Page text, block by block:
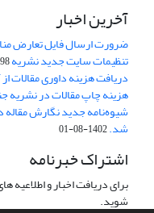
آخرین اخبار
ضرورت ارسال فایل تعارض
تنظیمات سایت جدید نشریه26
دریافت هزینه داوری مقالات از
هزینه چاپ مقالات در نشریه
شیوه‌نامه جدید نگارش
شد.1402-08-01
اشتراک خبرنامه
برای دریافت اخبار و
شوید.